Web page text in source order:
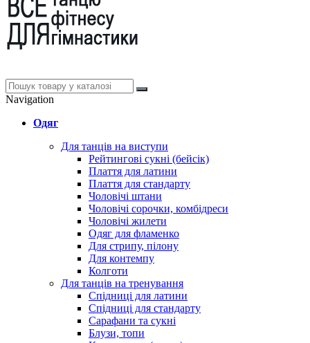
Navigation
Одяг
Для танців на виступи
Рейтингові сукні (бейсік)
Плаття для латини
Плаття для стандарту
Чоловічі штани
Чоловічі сорочки, комбідреси
Чоловічі жилети
Одяг для фламенко
Для стрипу, пілону
Для контемпу
Колготи
Для танців на тренування
Спідниці для латини
Спідниці для стандарту
Сарафани та сукні
Блузи, топи